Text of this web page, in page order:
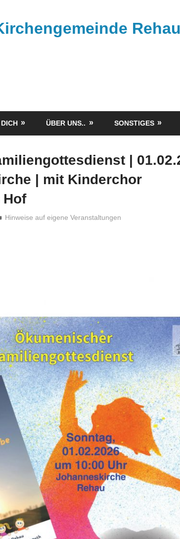
Rehau
ÜBER UNS.. SONSTIGES
|
| mit Kinderchor
Hof
Hinweise auf eigene Veranstaltungen